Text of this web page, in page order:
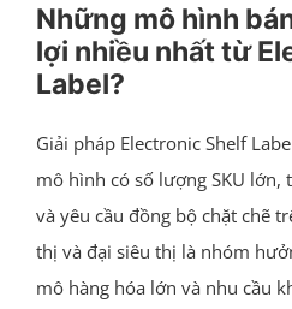
Những mô hình
lợi nhiều nhất từ
Label?
Giải pháp Electronic Shelf
mô hình có số lượng SKU lớn,
và yêu cầu đồng bộ chặt chẽ
thị và đại siêu thị là nhóm
mô hàng hóa lớn và nhu cầu